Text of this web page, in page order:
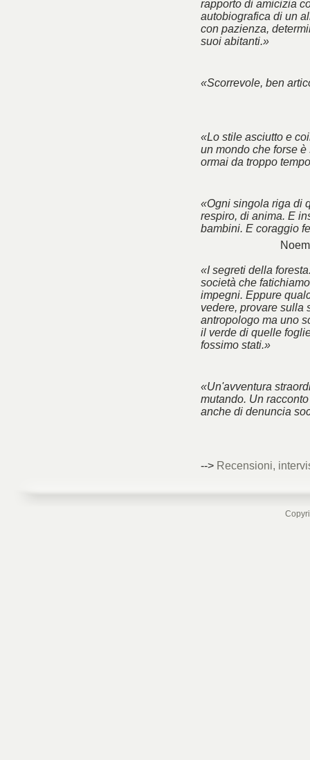
rapporto di amicizia
autobiografica di un
con pazienza,
suoi abitanti.»
«Scorrevole, ben
«Lo stile asciutto e
un mondo che forse
ormai da troppo
«Ogni singola riga di
respiro, di anima. E
bambini. E coraggio
«I segreti della
società che
impegni. Eppure
vedere, provare sulla
antropologo ma uno
il verde di quelle
fossimo stati.»
«Un'avventura
mutando. Un
anche di denuncia
--> Recensioni,